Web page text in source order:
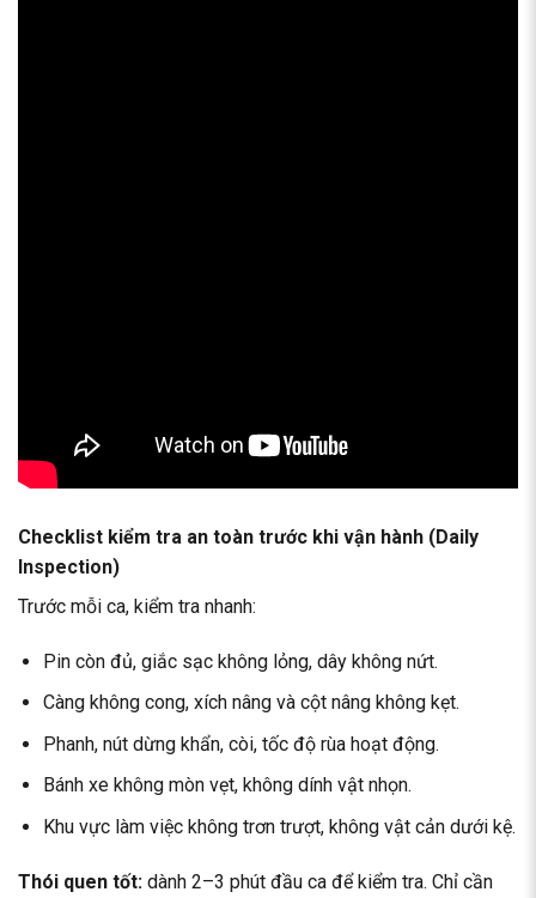
Checklist kiểm tra an toàn trước khi vận hành (Daily
Inspection)
Trước mỗi ca, kiểm tra nhanh:
Pin còn đủ, giắc sạc không lỏng, dây không nứt.
Càng không cong, xích nâng và cột nâng không kẹt.
Phanh, nút dừng khẩn, còi, tốc độ rùa hoạt động.
Bánh xe không mòn vẹt, không dính vật nhọn.
Khu vực làm việc không trơn trượt, không vật cản dưới kệ.
Thói quen tốt: dành 2–3 phút đầu ca để kiểm tra. Chỉ cần